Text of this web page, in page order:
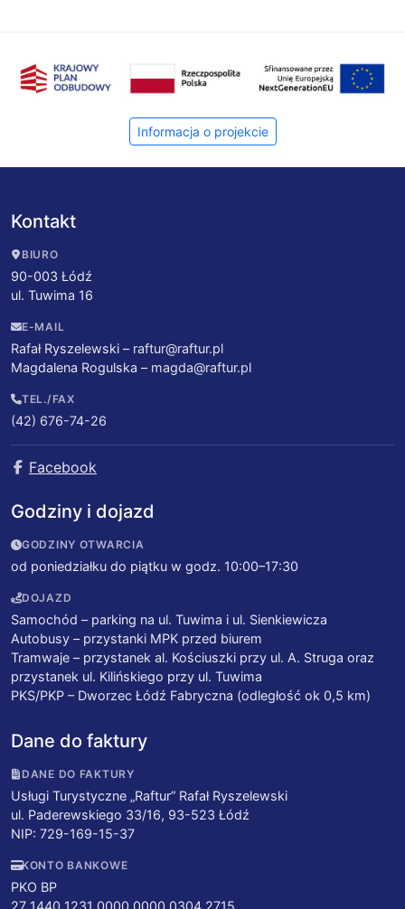
Informacja o projekcie
Kontakt
BIURO
90-003 Łódź
ul. Tuwima 16
E-MAIL
Rafał Ryszelewski – raftur@raftur.pl
Magdalena Rogulska – magda@raftur.pl
TEL./FAX
(42) 676-74-26
Facebook
Godziny i dojazd
GODZINY OTWARCIA
od poniedziałku do piątku w godz. 10:00–17:30
DOJAZD
Samochód – parking na ul. Tuwima i ul. Sienkiewicza
Autobusy – przystanki MPK przed biurem
Tramwaje – przystanek al. Kościuszki przy ul. A. Struga oraz
przystanek ul. Kilińskiego przy ul. Tuwima
PKS/PKP – Dworzec Łódź Fabryczna (odległość ok 0,5 km)
Dane do faktury
DANE DO FAKTURY
Usługi Turystyczne „Raftur” Rafał Ryszelewski
ul. Paderewskiego 33/16, 93-523 Łódź
NIP: 729-169-15-37
KONTO BANKOWE
PKO BP